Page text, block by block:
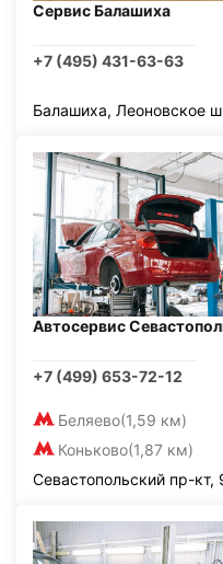
Сервис Балашиха
+7 (495) 431-63-63
Балашиха, Леоновское
Автосервис
+7 (499) 653-72-12
Беляево(1,59 км)
Коньково(1,87 км)
Севастопольский пр-кт,